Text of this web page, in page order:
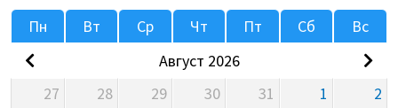
Пн Вт Ср Чт Пт Сб
Вс
Август 2026
27
28 29 30 31 1 2